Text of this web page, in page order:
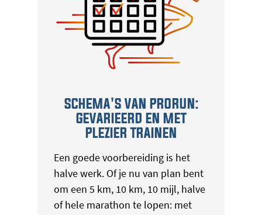
SCHEMA'S VAN PRORUN:
GEVARIEERD EN MET
PLEZIER TRAINEN
Een goede voorbereiding is het
halve werk. Of je nu van plan bent
om een 5 km, 10 km, 10 mijl, halve
of hele marathon te lopen: met